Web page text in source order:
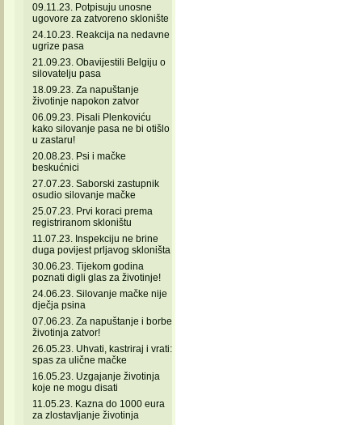
09.11.23. Potpisuju unosne
ugovore za zatvoreno sklonište
24.10.23. Reakcija na nedavne
ugrize pasa
21.09.23. Obavijestili Belgiju o
silovatelju pasa
18.09.23. Za napuštanje
životinje napokon zatvor
06.09.23. Pisali Plenkoviću
kako silovanje pasa ne bi otišlo
u zastaru!
20.08.23. Psi i mačke
beskućnici
27.07.23. Saborski zastupnik
osudio silovanje mačke
25.07.23. Prvi koraci prema
registriranom skloništu
11.07.23. Inspekciju ne brine
duga povijest prljavog skloništa
30.06.23. Tijekom godina
poznati digli glas za životinje!
24.06.23. Silovanje mačke nije
dječja psina
07.06.23. Za napuštanje i borbe
životinja zatvor!
26.05.23. Uhvati, kastriraj i vrati:
spas za ulične mačke
16.05.23. Uzgajanje životinja
koje ne mogu disati
11.05.23. Kazna do 1000 eura
za zlostavljanje životinja